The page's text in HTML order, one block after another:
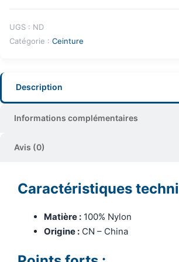
UGS : ND
Catégorie : Ceinture
Description
Informations complémentaires
Avis (0)
Caractéristiques
Matière : 100% Nylon
Origine : CN – China